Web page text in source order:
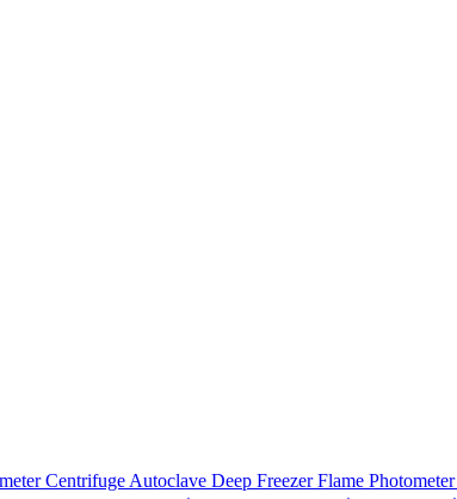
Centrifuge Autoclave Deep FreezerFlame Photometer